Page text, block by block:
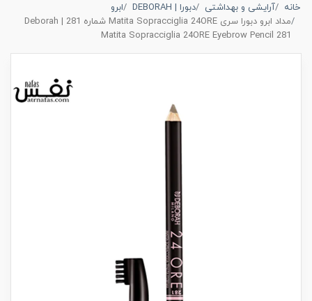
خانه آرایشی و بهداشتی دبورا | DEBORAH
ابرو
مداد ابرو دبورا سری Matita Sopracciglia 24ORE شماره 281 | Deborah
Matita Sopracciglia 24ORE Eyebrow Pencil 281